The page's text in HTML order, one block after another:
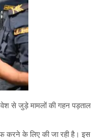
से जुड़े मामलों की गहन पड़ताल
करने के लिए की जा रही है। इस